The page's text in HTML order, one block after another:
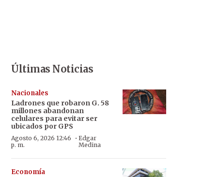
Últimas Noticias
Nacionales
Ladrones que robaron G. 58
millones abandonan
celulares para evitar ser
ubicados por GPS
Agosto 6, 2026 12:46
p. m.
· Edgar
Medina
Economía